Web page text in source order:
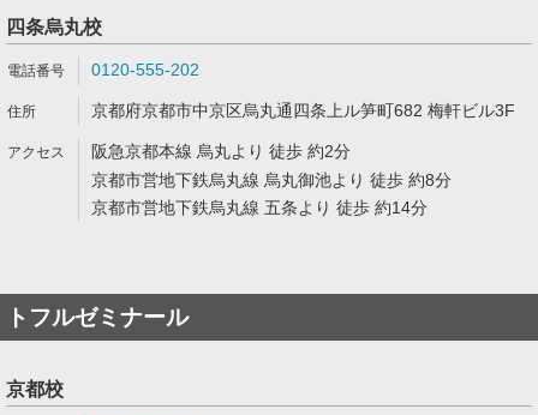
四条烏丸校
0120-555-202
京都府京都市中京区烏丸通四条上ル笋町682 梅軒ビル3F
阪急京都本線 烏丸より 徒歩 約2分
京都市営地下鉄烏丸線 烏丸御池より 徒歩 約8分
京都市営地下鉄烏丸線 五条より 徒歩 約14分
トフルゼミナール
京都校